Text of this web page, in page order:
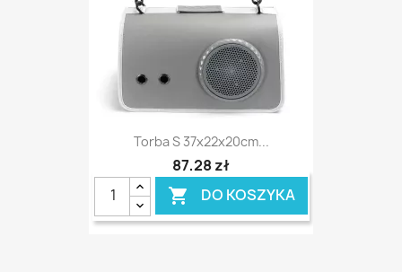
Torba S 37x22x20cm...
87,28 zł
 DO KOSZYKA